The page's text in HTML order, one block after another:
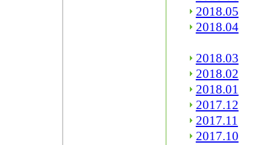
2018.05
2018.04
2018.03
2018.02
2018.01
2017.12
2017.11
2017.10